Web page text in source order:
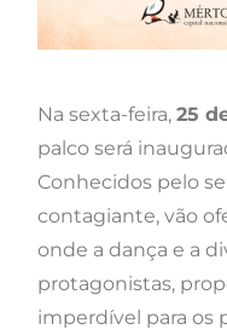
Na sexta-feira, 25
palco será
Conhecidos pelo
contagiante, vão
onde a dança e a
protagonistas,
imperdível para os